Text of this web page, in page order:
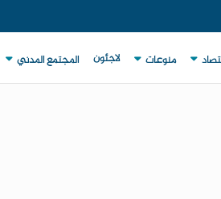
منوعات لاجئون المجتمع المدني